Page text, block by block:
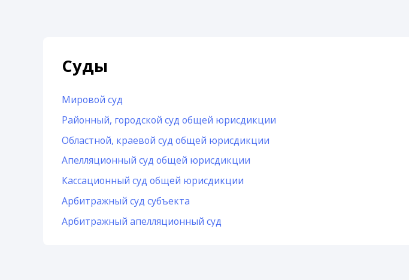
Суды
Мировой суд
Районный, городской суд общей юрисдикции
Областной, краевой суд общей юрисдикции
Апелляционный суд общей юрисдикции
Кассационный суд общей юрисдикции
Арбитражный суд субъекта
Арбитражный апелляционный суд